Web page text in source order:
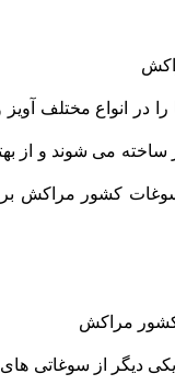
در انواع مختلف
می شوند و از
کشور مراکش
دیگر از سوغاتی